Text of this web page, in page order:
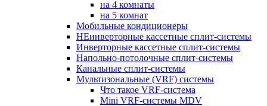
на 4 комнаты
на 5 комнат
Мобильные кондиционеры
НЕинверторные кассетные сплит-системы
Инверторные кассетные сплит-системы
Напольно-потолочные сплит-системы
Канальные сплит-системы
Мультизональные (VRF) системы
Что такое VRF-система
Mini VRF-системы MDV